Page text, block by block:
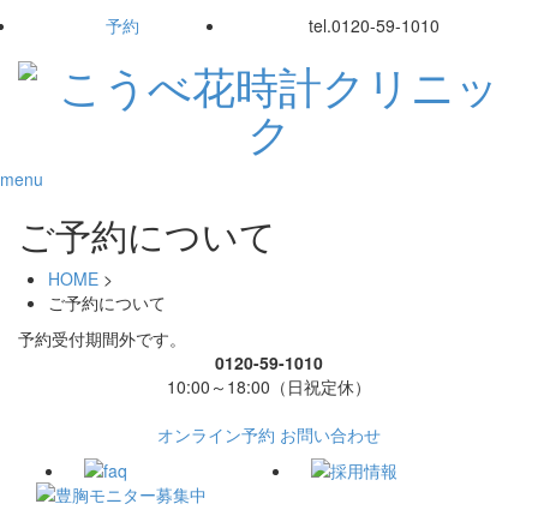
予約 tel.0120-59-1010
menu
ご予約について
HOME >
ご予約について
予約受付期間外です。
0120-59-1010
10:00～18:00（日祝定休）
オンライン予約 お問い合わせ